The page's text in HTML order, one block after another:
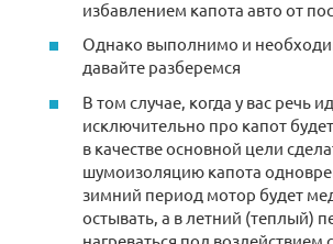
избавлением капота авто от
Однако выполнимо и
давайте разберемся
В том случае, когда у вас речь
исключительно про капот
в качестве основной цели
шумоизоляцию капота
зимний период мотор будет
остывать, а в летний (теплый)
нагреваться под воздействием